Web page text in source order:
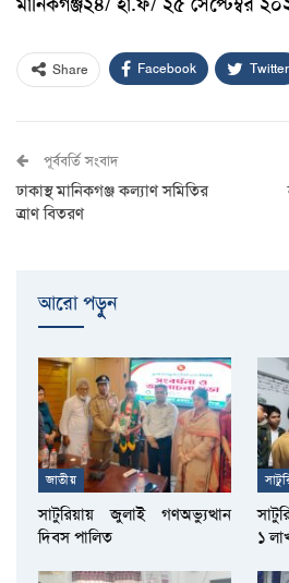
Share Facebook Twitter
পূর্ববর্তি সংবাদ
ঢাকাস্থ মানিকগঞ্জ কল্যাণ সমিতির
ত্রাণ বিতরণ
আরো পড়ুুন
জাতীয়
সাটুরিয়ায় জুলাই গণঅভ্যুত্থান
দিবস পালিত
১